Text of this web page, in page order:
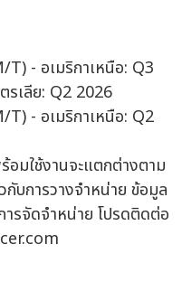
- อเมริกาเหนือ: Q3
รเลีย: Q2 2026
- อเมริกาเหนือ: Q2
อมใช้งานจะแตกต่างตาม
บการวางจำหน่าย ข้อมูล
รจัดจำหน่าย โปรดติดต่อ